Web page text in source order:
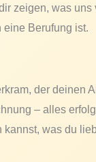
zeigen, was uns
eine Berufung ist.
der deinen
– alles
kannst, was du